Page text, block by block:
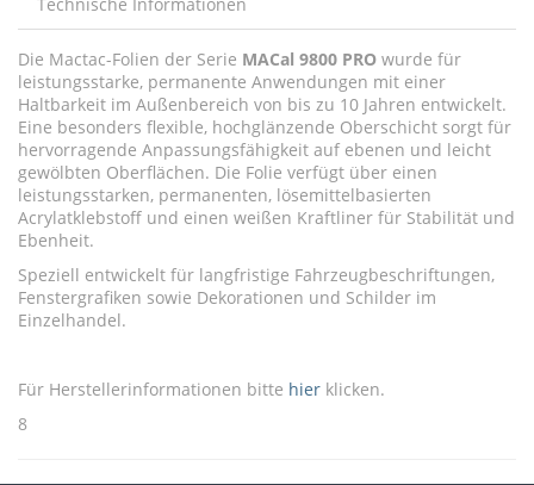
Die Mactac-Folien der Serie MACal 9800 PRO wurde für
leistungsstarke, permanente Anwendungen mit einer
Haltbarkeit im Außenbereich von bis zu 10 Jahren entwickelt.
Eine besonders flexible, hochglänzende Oberschicht sorgt für
hervorragende Anpassungsfähigkeit auf ebenen und leicht
gewölbten Oberflächen. Die Folie verfügt über einen
leistungsstarken, permanenten, lösemittelbasierten
Acrylatklebstoff und einen weißen Kraftliner für Stabilität und
Ebenheit.
Speziell entwickelt für langfristige Fahrzeugbeschriftungen,
Fenstergrafiken sowie Dekorationen und Schilder im
Einzelhandel.
Für Herstellerinformationen bitte hier klicken.
8